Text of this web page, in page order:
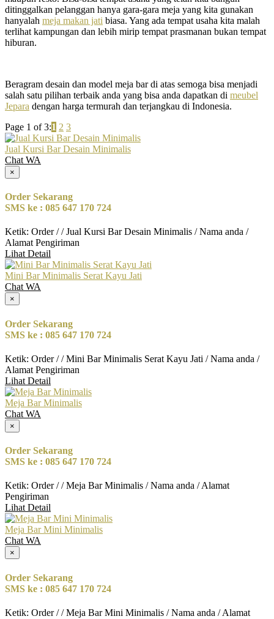
ditinggalkan pelanggan hanya gara-gara meja yang kita gunakan
hanyalah meja makan jati biasa. Yang ada tempat usaha kita malah
terlihat kampungan dan lebih mirip tempat prasmanan bukan tempat
hiburan.
Beragram desain dan model meja bar di atas semoga bisa menjadi
salah satu pilihan terbaik anda yang bisa anda dapatkan di meubel
Jepara dengan harga termurah dan terjangkau di Indonesia.
Page 1 of 3:1 2 3
Jual Kursi Bar Desain Minimalis
Chat WA
×
Order Sekarang
SMS ke : 085 647 170 724
Ketik: Order / / Jual Kursi Bar Desain Minimalis / Nama anda /
Alamat Pengiriman
Lihat Detail
Mini Bar Minimalis Serat Kayu Jati
Chat WA
×
Order Sekarang
SMS ke : 085 647 170 724
Ketik: Order / / Mini Bar Minimalis Serat Kayu Jati / Nama anda /
Alamat Pengiriman
Lihat Detail
Meja Bar Minimalis
Chat WA
×
Order Sekarang
SMS ke : 085 647 170 724
Ketik: Order / / Meja Bar Minimalis / Nama anda / Alamat
Pengiriman
Lihat Detail
Meja Bar Mini Minimalis
Chat WA
×
Order Sekarang
SMS ke : 085 647 170 724
Ketik: Order / / Meja Bar Mini Minimalis / Nama anda / Alamat